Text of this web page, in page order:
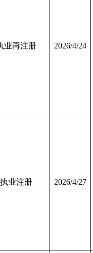
业再注册 2026/4/24
业注册 2026/4/27